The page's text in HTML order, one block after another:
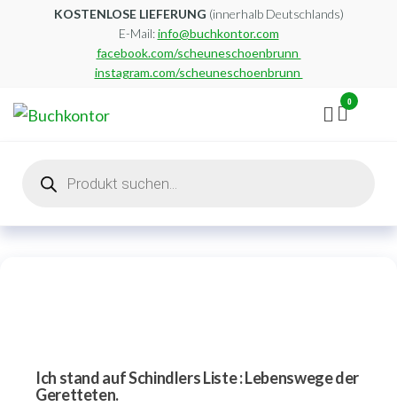
KOSTENLOSE LIEFERUNG (innerhalb Deutschlands)
E-Mail:info@buchkontor.com
facebook.com/scheuneschoenbrunn
instagram.com/scheuneschoenbrunn
0
search
Ich stand auf Schindlers Liste : Lebenswege der
Geretteten.